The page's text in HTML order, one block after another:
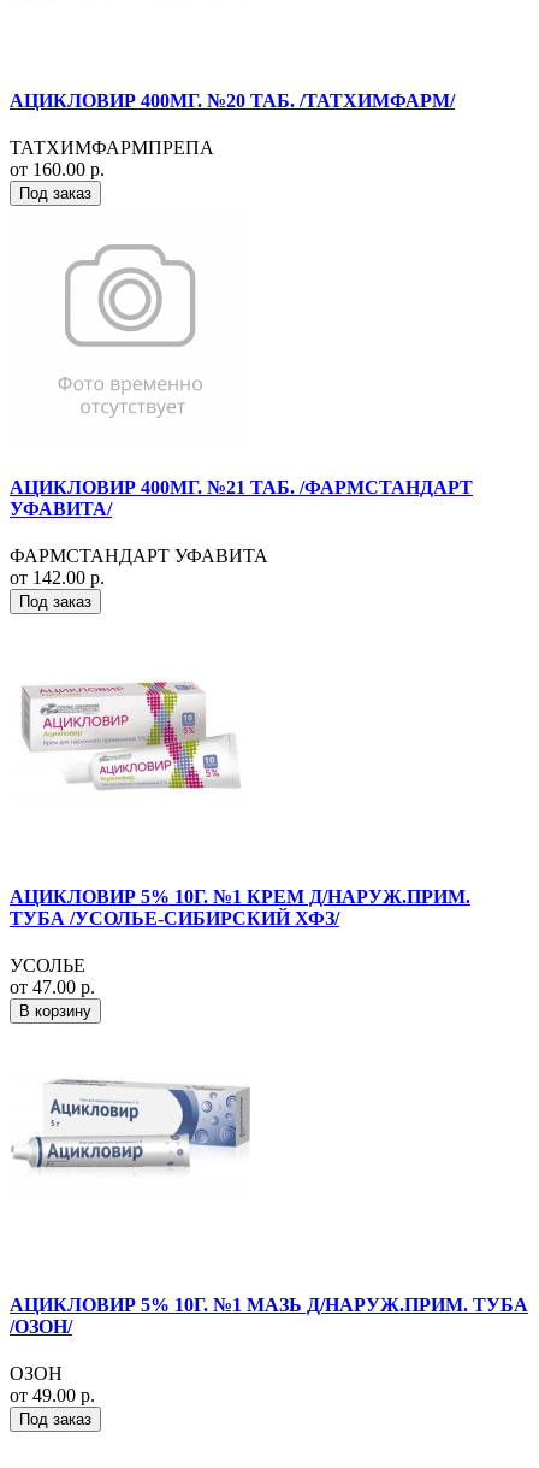
АЦИКЛОВИР 400МГ. №20 ТАБ. /ТАТХИМФАРМ/
ТАТХИМФАРМПРЕПА
от 160.00 р.
Под заказ
АЦИКЛОВИР 400МГ. №21 ТАБ. /ФАРМСТАНДАРТ
УФАВИТА/
ФАРМСТАНДАРТ УФАВИТА
от 142.00 р.
Под заказ
АЦИКЛОВИР 5% 10Г. №1 КРЕМ Д/НАРУЖ.ПРИМ.
ТУБА /УСОЛЬЕ-СИБИРСКИЙ ХФЗ/
УСОЛЬЕ
от 47.00 р.
В корзину
АЦИКЛОВИР 5% 10Г. №1 МАЗЬ Д/НАРУЖ.ПРИМ. ТУБА
/ОЗОН/
ОЗОН
от 49.00 р.
Под заказ